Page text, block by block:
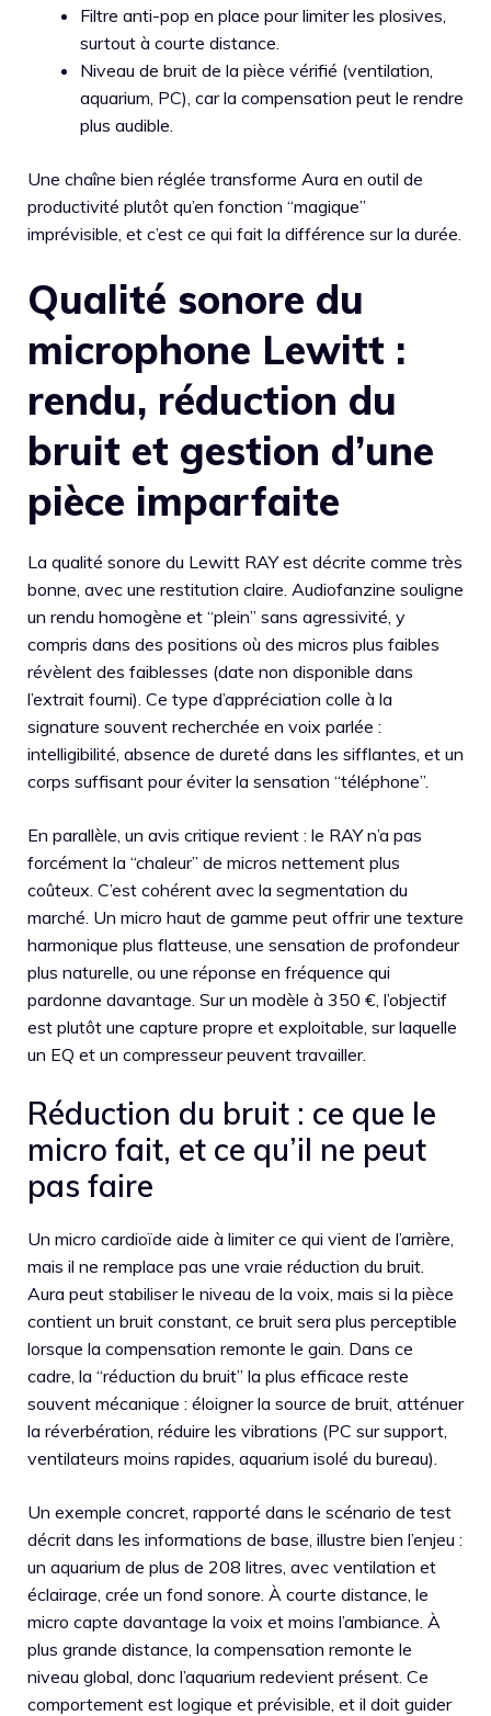
Filtre anti-pop en place pour limiter les plosives,
surtout à courte distance.
Niveau de bruit de la pièce vérifié (ventilation,
aquarium, PC), car la compensation peut le rendre
plus audible.
Une chaîne bien réglée transforme Aura en outil de
productivité plutôt qu’en fonction “magique”
imprévisible, et c’est ce qui fait la différence sur la durée.
Qualité sonore du
microphone Lewitt :
rendu, réduction du
bruit et gestion d’une
pièce imparfaite
La qualité sonore du Lewitt RAY est décrite comme très
bonne, avec une restitution claire. Audiofanzine souligne
un rendu homogène et “plein” sans agressivité, y
compris dans des positions où des micros plus faibles
révèlent des faiblesses (date non disponible dans
l’extrait fourni). Ce type d’appréciation colle à la
signature souvent recherchée en voix parlée :
intelligibilité, absence de dureté dans les sifflantes, et un
corps suffisant pour éviter la sensation “téléphone”.
En parallèle, un avis critique revient : le RAY n’a pas
forcément la “chaleur” de micros nettement plus
coûteux. C’est cohérent avec la segmentation du
marché. Un micro haut de gamme peut offrir une texture
harmonique plus flatteuse, une sensation de profondeur
plus naturelle, ou une réponse en fréquence qui
pardonne davantage. Sur un modèle à 350 €, l’objectif
est plutôt une capture propre et exploitable, sur laquelle
un EQ et un compresseur peuvent travailler.
Réduction du bruit : ce que le
micro fait, et ce qu’il ne peut
pas faire
Un micro cardioïde aide à limiter ce qui vient de l’arrière,
mais il ne remplace pas une vraie réduction du bruit.
Aura peut stabiliser le niveau de la voix, mais si la pièce
contient un bruit constant, ce bruit sera plus perceptible
lorsque la compensation remonte le gain. Dans ce
cadre, la “réduction du bruit” la plus efficace reste
souvent mécanique : éloigner la source de bruit, atténuer
la réverbération, réduire les vibrations (PC sur support,
ventilateurs moins rapides, aquarium isolé du bureau).
Un exemple concret, rapporté dans le scénario de test
décrit dans les informations de base, illustre bien l’enjeu :
un aquarium de plus de 208 litres, avec ventilation et
éclairage, crée un fond sonore. À courte distance, le
micro capte davantage la voix et moins l’ambiance. À
plus grande distance, la compensation remonte le
niveau global, donc l’aquarium redevient présent. Ce
comportement est logique et prévisible, et il doit guider